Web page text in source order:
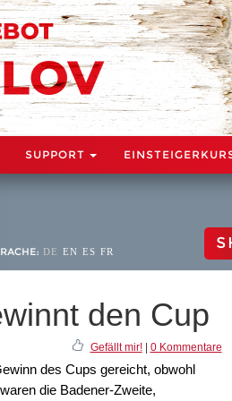
SUPPORT
DE EN ES FR
den Cup
Gefällt mir!| 0 Kommentare
des Cups gereicht, obwohl
die Badener-Zweite,